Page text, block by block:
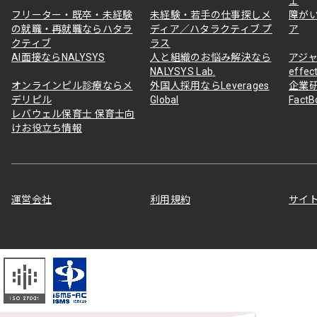
フリーター・既卒・未経験
の就職・再就職ならハタラ
クティブ
未経験・若手の仕事探しメ
ディア／ハタラクティブ プ
ラス
障が
ア
AI面接ならNALYSYS
人と組織のお悩み解決なら
NALYSYS Lab.
アジ
オンラインピル診療ならメ
デリピル
外国人採用ならLeverages
Global
企業
レバウェル保育士 保育士向
けお役立ち情報
運営会社 利用規約 サイ